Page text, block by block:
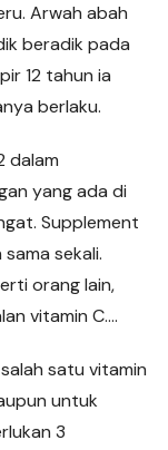
Arwah abah
beradik pada
12 tahun ia
berlaku.
dalam
yang ada di
Supplement
sekali.
orang lain,
vitamin C….
satu vitamin
untuk
3